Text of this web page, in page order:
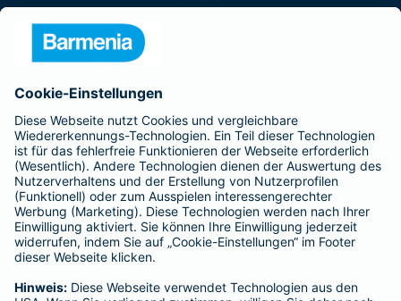
Barmenia ist Teil der BarmeniaGothaer
BELIEBTE SEITEN
Kranken-Zusatzversicherung
Tierversicherungen
Haftpflichtversicherung
Hausratversicherung